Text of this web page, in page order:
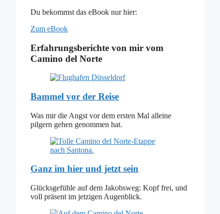
Du bekommst das eBook nur hier:
Zum eBook
Erfahrungsberichte von mir vom
Camino del Norte
Bammel vor der Reise
Was mir die Angst vor dem ersten Mal alleine
pilgern gehen genommen hat.
Ganz im hier und jetzt sein
Glücksgefühle auf dem Jakobsweg: Kopf frei, und
voll präsent im jetzigen Augenblick.